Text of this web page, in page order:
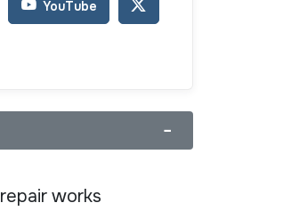
YouTube
−
works